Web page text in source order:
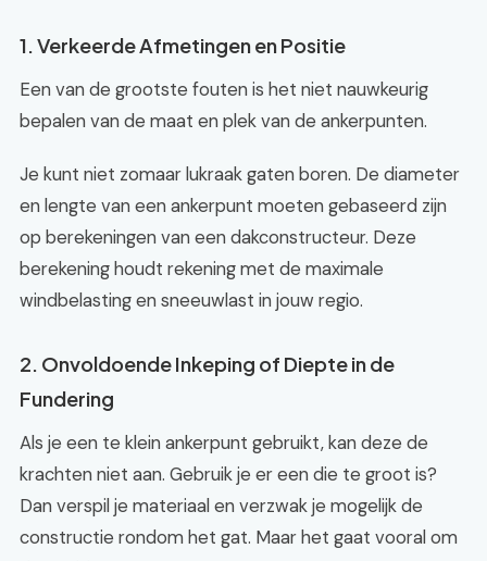
1. Verkeerde Afmetingen en Positie
Een van de grootste fouten is het niet nauwkeurig
bepalen van de maat en plek van de ankerpunten.
Je kunt niet zomaar lukraak gaten boren. De diameter
en lengte van een ankerpunt moeten gebaseerd zijn
op berekeningen van een dakconstructeur. Deze
berekening houdt rekening met de maximale
windbelasting en sneeuwlast in jouw regio.
2. Onvoldoende Inkeping of Diepte in de
Fundering
Als je een te klein ankerpunt gebruikt, kan deze de
krachten niet aan. Gebruik je er een die te groot is?
Dan verspil je materiaal en verzwak je mogelijk de
constructie rondom het gat. Maar het gaat vooral om